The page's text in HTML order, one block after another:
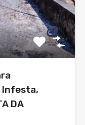
Infesta,
DA